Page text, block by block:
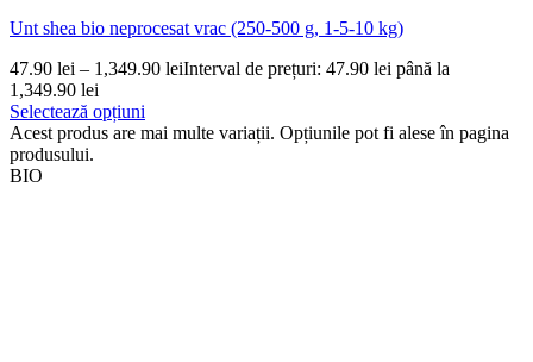
Unt shea bio neprocesat vrac (250-500 g, 1-5-10 kg)
47.90 lei – 1,349.90 leiInterval de prețuri: 47.90 lei până la
1,349.90 lei
Selectează opțiuni
Acest produs are mai multe variații. Opțiunile pot fi alese în pagina
produsului.
BIO